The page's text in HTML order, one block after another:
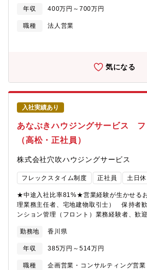
用、M＆A、各種リスクヘッジなどの取引
運用コンサルティング・業界別（自動車、
業務※総合職採用のため、将来的には上記
方全域で拠点展開しています。極力、希望
で、予めご了承ください。中四国最大の店
を誇り、名実ともに中四国地方トップクラ
競争優位な立ち位置にある同行です。公正
卒入行・キャリア入行関係なくキャリアア
一人ひとりにあったキャリアパスやライフ
スをご用意しております。また、新しいサ
する社風があり、全国初のコンサルティン
や、生産性向上に寄与する統合営業支援シ
事務レス化、電子決裁ワークフローの導入
業づくり」を基本理念に掲げており、ワー
取り組みや、個人の希望や自主性を叶える
度（行内公募制度）、ドリームチャレンジ
制度）、女性職員の管理職への積極登用な
体制があります。メガバンクに引けを取ら
に、質の高い商品やサービスを提供するこ
ご相談いただける「ファースト・コール・
年収 400万円～700万円
職種
法人営業
気になる
入社実績あり
あなぶきハウジングサービス フ
（高松・正社員）
株式会社穴吹ハウジングサービス
フレックスタイム制度 正社員 土日
★中途入社比率81%★営業経験が生かせる
理業務主任者、宅地建物取引士） 保持者
ンション管理（フロント）業務経験者、歓
(計画年休含む)でムリせず働きやすい★6期
の総合不動産グループで長く活躍できる20
中！◆創業40年◆ストックビジネスで安定
です◆分譲マンション入居者により組織さ
勤務地 香川県
年収 385万円～514万円
職種
企画営業・コンサルティング営業